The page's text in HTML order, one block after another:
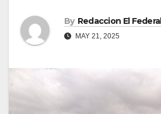
By Redaccion El Federal
MAY 21, 2025